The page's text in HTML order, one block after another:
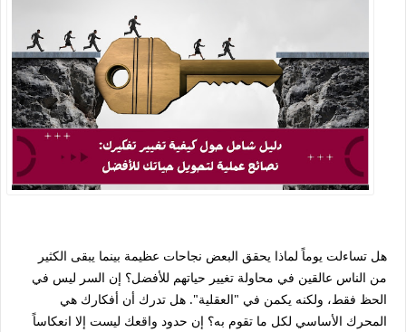
هل تساءلت يوماً لماذا يحقق البعض نجاحات عظيمة بينما يبقى الكثير
من الناس عالقين في محاولة تغيير حياتهم للأفضل؟ إن السر ليس في
الحظ فقط، ولكنه يكمن في "العقلية". هل تدرك أن أفكارك هي
المحرك الأساسي لكل ما تقوم به؟ إن حدود واقعك ليست إلا انعكاساً